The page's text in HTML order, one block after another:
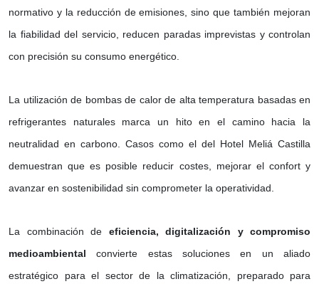
normativo y la reducción de emisiones, sino que también mejoran
la fiabilidad del servicio, reducen paradas imprevistas y controlan
con precisión su consumo energético.
La utilización de bombas de calor de alta temperatura basadas en
refrigerantes naturales marca un hito en el camino hacia la
neutralidad en carbono. Casos como el del Hotel Meliá Castilla
demuestran que es posible reducir costes, mejorar el confort y
avanzar en sostenibilidad sin comprometer la operatividad.
La combinación de eficiencia, digitalización y compromiso
medioambiental convierte estas soluciones en un aliado
estratégico para el sector de la climatización, preparado para